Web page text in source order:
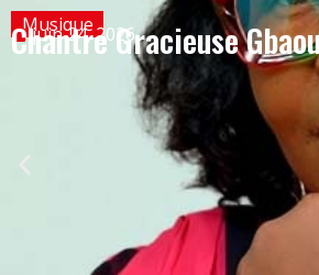
Musique
juin 24, 2026
Chantre Gracieuse